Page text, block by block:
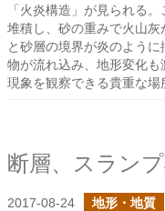
「火炎構造」が見られる
堆積し、砂の重みで火山
と砂層の境界が炎のよう
物が流れ込み、地形変化
現象を観察できる貴重な場
2017-08-24 地形・地質